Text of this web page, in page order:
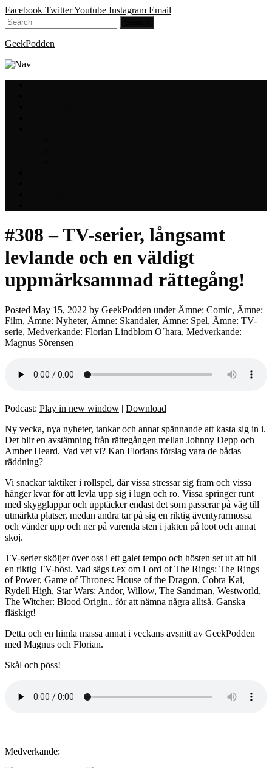
Facebook TwitterYoutube Instagram Email
GeekPodden
#308 – TV-serier, långsamt
levlande och en väldigt
uppmärksammad rättegång!
Posted May 15, 2022 by GeekPodden under Ämne: Comic, Ämne:
Film, Ämne: Nyheter, Ämne: Skandaler, Ämne: Spel, Ämne: TV-
serie, Medverkande: Florian Lindblom O´hara, Medverkande:
Magnus Sörensen
Podcast: Play in new window | Download
Ny vecka, nya nyheter, tankar och annat spännande att kasta sig in i.
Det blir en avstämning från rättegången mellan Johnny Depp och
Amber Heard. Vad vet vi? Kan Florians förslag vara de bådas
räddning?
Vi snackar taktiker i rollspel, där vissa stressar sig fram och vissa
hänger kvar för att levla upp sig i lugn och ro. Vissa springer runt
med skygglappar och upptäcker endast det som passerar på väg till
utmärkta platser, medan andra tar på sig en riktig äventyrarmössa
och vänder upp och ner på varenda sten i jakten på loot och annat
skoj.
TV-serier sköljer över oss i ett galet tempo och hösten set ut att bli
en riktig TV-höst. Vad sägs t.ex om Lord of The Rings: The Rings
of Power, Game of Thrones: House of the Dragon, Cobra Kai,
Rydell High, Star Wars: Andor, Willow, The Sandman, Westworld,
The Witcher: Blood Origin.. för att nämna några alltså. Ganska
fläskigt!
Detta och en himla massa annat i veckans avsnitt av GeekPodden
med Magnus och Florian.
Skål och pöss!
Medverkande: